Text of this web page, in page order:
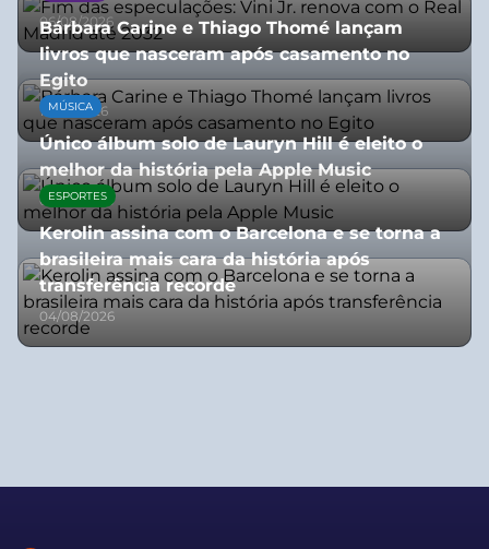
06/08/2026
Bárbara Carine e Thiago Thomé lançam
livros que nasceram após casamento no
Egito
10/07/2026
MÚSICA
Único álbum solo de Lauryn Hill é eleito o
melhor da história pela Apple Music
06/08/2026
ESPORTES
Kerolin assina com o Barcelona e se torna a
brasileira mais cara da história após
transferência recorde
04/08/2026